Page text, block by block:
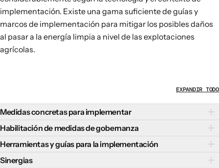
implementación. Existe una gama suficiente de guías y
marcos de implementación para mitigar los posibles daños
al pasar a la energía limpia a nivel de las explotaciones
agrícolas.
EXPANDIR TODO
Medidas concretas para implementar
En función de los contextos y prioridades nacionales y
locales, los responsables políticos podrían aplicar las
siguientes medidas para apoyar a las explotaciones
agrícolas que se pasan a la energía limpia:
Habilitación de medidas de gobernanza
La adopción de medidas de gobernanzapuede ser clave
para la transición hacia la energía limpia a nivel de las
explotaciones agrícolas y puede incluir:
Herramientas y guías para la implementación
Algunas herramientas clave para apoyar la transición
Sinergias